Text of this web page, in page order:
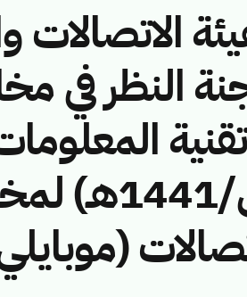
الاتصالات
النظر في
ق/